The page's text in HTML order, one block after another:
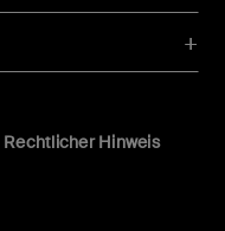
Rechtlicher Hinweis